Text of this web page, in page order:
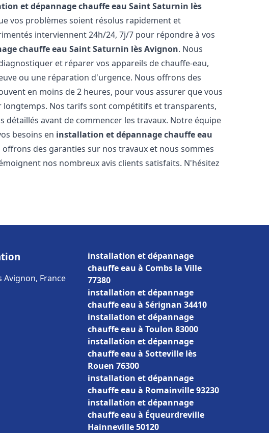
et dépannage chauffe eau Saint Saturnin lès
vos problèmes soient résolus rapidement et
interviennent 24h/24, 7j/7 pour répondre à vos
chauffe eau Saint Saturnin lès Avignon. Nous
et réparer vos appareils de chauffe-eau,
ou une réparation d'urgence. Nous offrons des
en moins de 2 heures, pour vous assurer que vous
longtemps. Nos tarifs sont compétitifs et transparents,
détaillés avant de commencer les travaux. Notre équipe
besoins en installation et dépannage chauffe eau
offrons des garanties sur nos travaux et nous sommes
nos nombreux avis clients satisfaits. N'hésitez
Avignon, France
installation et dépannage
chauffe eau à Combs la Ville
77380
installation et dépannage
chauffe eau à Sérignan 34410
installation et dépannage
chauffe eau à Toulon 83000
installation et dépannage
chauffe eau à Sotteville lès
Rouen 76300
installation et dépannage
chauffe eau à Romainville 93230
installation et dépannage
chauffe eau à Équeurdreville
Hainneville 50120